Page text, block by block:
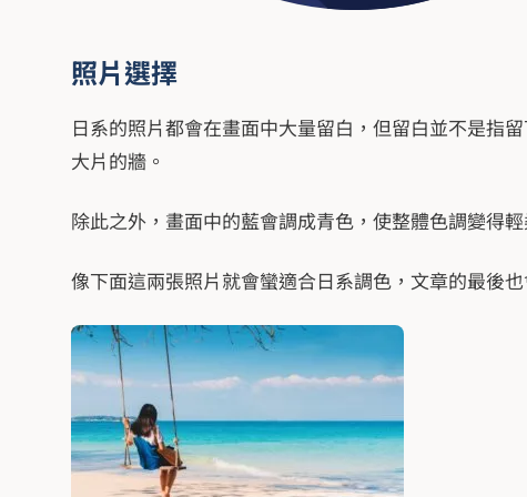
照片選擇
日系的照片都會在畫面中大量留白，但留白並不是指
大片的牆。
除此之外，畫面中的藍會調成青色，使整體色調變得
像下面這兩張照片就會蠻適合日系調色，文章的最後